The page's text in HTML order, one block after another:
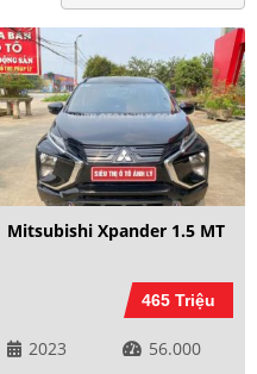
Mitsubishi Xpander 1.5 MT
465 Triệu
2023
56.000